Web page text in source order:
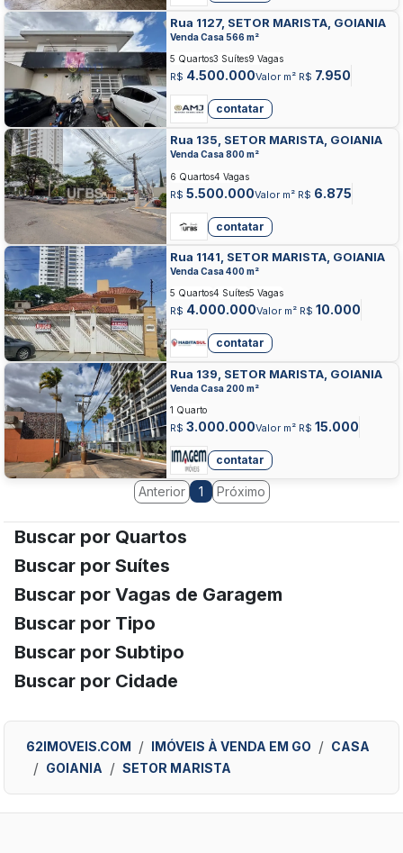
Rua 1127, SETOR MARISTA, GOIANIA
Venda Casa 566 m²
R$ 4.500.000Valor m² R$ 7.950
5 Quartos3 Suítes9 Vagas
contatar
Rua 135, SETOR MARISTA, GOIANIA
Venda Casa 800 m²
R$ 5.500.000Valor m² R$ 6.875
6 Quartos4 Vagas
contatar
Rua 1141, SETOR MARISTA, GOIANIA
Venda Casa 400 m²
R$ 4.000.000Valor m² R$ 10.000
5 Quartos4 Suítes5 Vagas
contatar
Rua 139, SETOR MARISTA, GOIANIA
Venda Casa 200 m²
R$ 3.000.000Valor m² R$ 15.000
1 Quarto
contatar
Anterior 1 Próximo
Buscar por Quartos
Buscar por Suítes
Buscar por Vagas de Garagem
Buscar por Tipo
Buscar por Subtipo
Buscar por Cidade
62IMOVEIS.COM IMÓVEIS À VENDA EM GO
CASA
GOIANIA
SETOR MARISTA